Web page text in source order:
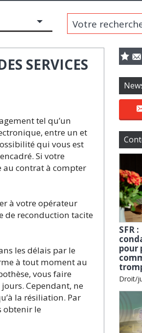
Votre recherche
SERVICES
tel qu’un
entre un et
qui vous est
Si votre
au contrat à compter
à votre opérateur
de reconduction tacite
les délais par le
à tout moment au
vous faire
Cependant, ne
la résiliation. Par
obtenir le
SFR :
pour
Droit/